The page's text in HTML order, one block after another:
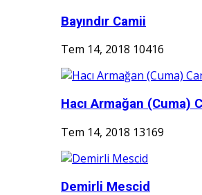
Bayındır Camii
Tem 14, 2018 10416
Hacı Armağan (Cuma)
Tem 14, 2018 13169
Demirli Mescid